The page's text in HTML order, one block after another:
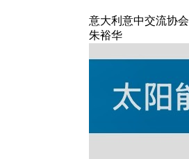
意大利意中交流协会
朱裕华